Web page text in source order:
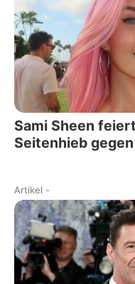
Sami Sheen
Seitenhieb
Artikel -